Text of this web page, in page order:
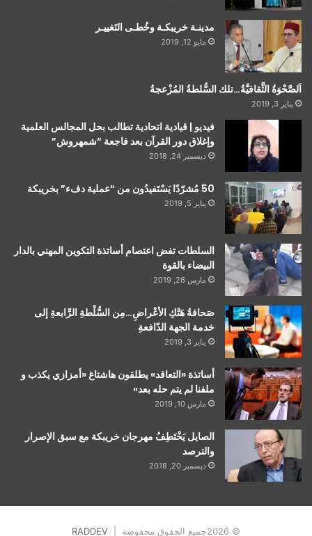
مدينـة خريبكـة وخُطـى التَغييـر
مايو 12, 2019
اَلصَّحْوَةُ الثَّقافيَّةُ…تلك السُّلطةُ المُزْعجةُ
يناير 3, 2019
فيديو | قيادية اتحادية تطالب بحل المجالس العلمية
وإغلاق دور القرآن بعد فاجعة “شمهروش”
ديسمبر 24, 2018
50 مُشرّدًا يَسْتَفيدُون من “عملية دفء” بخريبكة
يناير 5, 2019
السلطات تفض اعتصام أساتذة التكوين المهني بالدار
البيضاء بالقوة
مارس 26, 2019
صَحافةُ هَتْكِ الأعْراضِ…مِن السُّلْطةِ الرِّابعةِ إلى
خدمة الجهة الدّافعةِ
يناير 3, 2019
أساتذة «التعاقد» يطلقون هاشتاغ «أمزازي يكذب و
ملفنا لم يتم حله بعد»
مارس 10, 2019
الصايل يَخْتَطِفُ مهرجان خريبكة مع سبق الإصرار
والترصد
ديسمبر 20, 2018
© 2026جميع الحقوق محفوضة | RADDEV